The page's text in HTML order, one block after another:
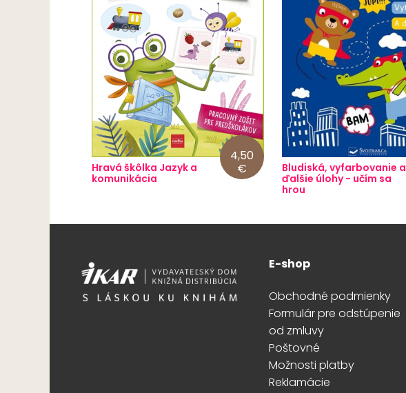
4,50
€
Hravá škôlka Jazyk a
komunikácia
Bludiská, vyfarbovanie a
ďalšie úlohy - učím sa
hrou
E-shop
Obchodné podmienky
Formulár pre odstúpenie
od zmluvy
Poštovné
Možnosti platby
Reklamácie